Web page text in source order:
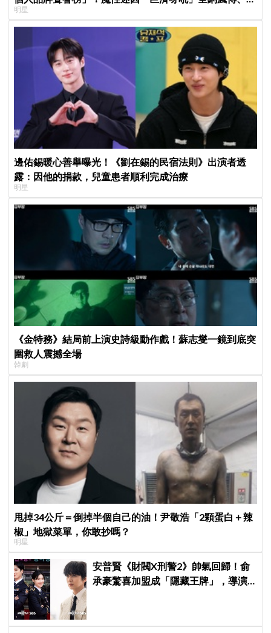
襲Melon第一
明星
邊佑錫暖心善舉曝光！《劉在錫的民宿法則》出演者透
露：因他的捐款，兒童患者順利完成治療
明星
《金特務》結局前上演史詩級動作戲！蘇志燮一鏡到底突
圍救人震撼全場
韓劇
甩掉34公斤＝倒掉半個自己的油！尹敬浩「2顆蛋白＋辣
椒」地獄菜單，你敢抄嗎？
明星
安普賢《財閥X刑警2》帥氣回歸！俞
承豪驚喜加盟成「隱藏王牌」，導演